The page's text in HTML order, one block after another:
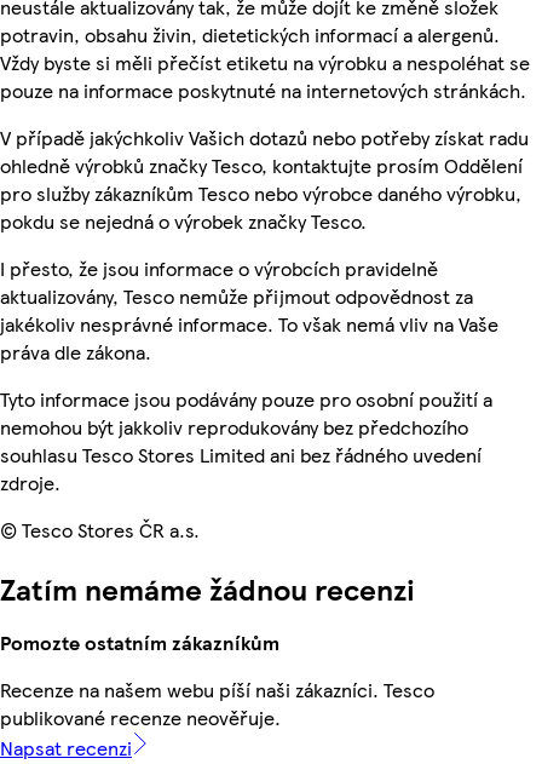
neustále aktualizovány tak, že může dojít ke změně složek
potravin, obsahu živin, dietetických informací a alergenů.
Vždy byste si měli přečíst etiketu na výrobku a nespoléhat se
pouze na informace poskytnuté na internetových stránkách.
V případě jakýchkoliv Vašich dotazů nebo potřeby získat radu
ohledně výrobků značky Tesco, kontaktujte prosím Oddělení
pro služby zákazníkům Tesco nebo výrobce daného výrobku,
pokdu se nejedná o výrobek značky Tesco.
I přesto, že jsou informace o výrobcích pravidelně
aktualizovány, Tesco nemůže přijmout odpovědnost za
jakékoliv nesprávné informace. To však nemá vliv na Vaše
práva dle zákona.
Tyto informace jsou podávány pouze pro osobní použití a
nemohou být jakkoliv reprodukovány bez předchozího
souhlasu Tesco Stores Limited ani bez řádného uvedení
zdroje.
© Tesco Stores ČR a.s.
Zatím nemáme žádnou recenzi
Pomozte ostatním zákazníkům
Recenze na našem webu píší naši zákazníci. Tesco
publikované recenze neověřuje.
Napsat recenzi